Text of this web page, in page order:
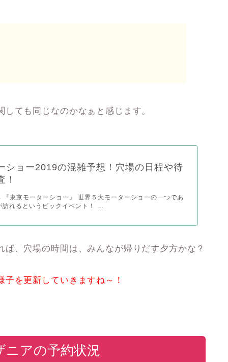
ても同じなのかなぁと感じます。
ショー2019の混雑予想！穴場の日程や待
！
『東京モーターショー』 世界５大モーターショーの一つであ
れるというビックイベント！ ...
、穴場の時間は、みんなが帰りだす夕方かな？
を更新していきますね～！
ニアの予約状況